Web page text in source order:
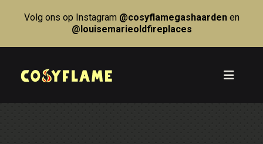
Volg ons op Instagram @cosyflamegashaardenen
@louisemarieoldfireplaces